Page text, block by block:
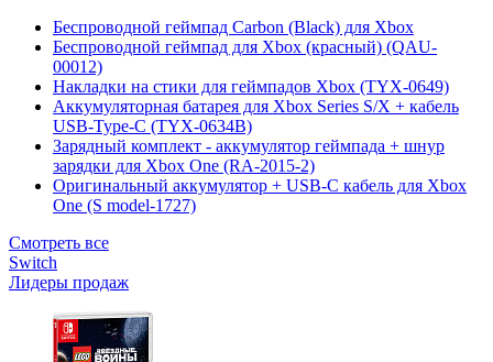
Беспроводной геймпад Carbon (Black) для Xbox
Беспроводной геймпад для Xbox (красный) (QAU-
00012)
Накладки на стики для геймпадов Xbox (TYX-0649)
Аккумуляторная батарея для Xbox Series S/X + кабель
USB-Type-C (TYX-0634B)
Зарядный комплект - аккумулятор геймпада + шнур
зарядки для Xbox One (RA-2015-2)
Оригинальный аккумулятор + USB-C кабель для Xbox
One (S model-1727)
Смотреть все
Switch
Лидеры продаж